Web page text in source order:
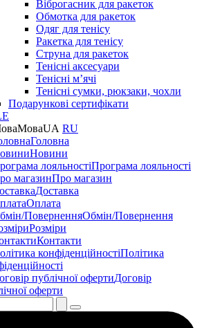
Віброгасник для ракеток
Обмотка для ракеток
Одяг для тенісу
Ракетка для тенісу
Струна для ракеток
Тенісні аксесуари
Тенісні мʼячі
Тенісні сумки, рюкзаки, чохли
Подарункові сертифікати
МоваUA RU
Головна
Новини
Програма лояльності
Про магазин
Доставка
Оплата
Обмін/Повернення
Розміри
Контакти
Політика
Договір
оферти